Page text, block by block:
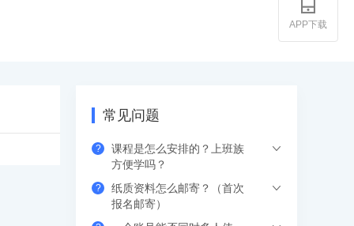
常见问题
?
课程是怎么安排的？上班族
方便学吗？
希赛的直播课程都是安排在工作日的晚上
?
纸质资料怎么邮寄？（首次
报名邮寄）
APP下载